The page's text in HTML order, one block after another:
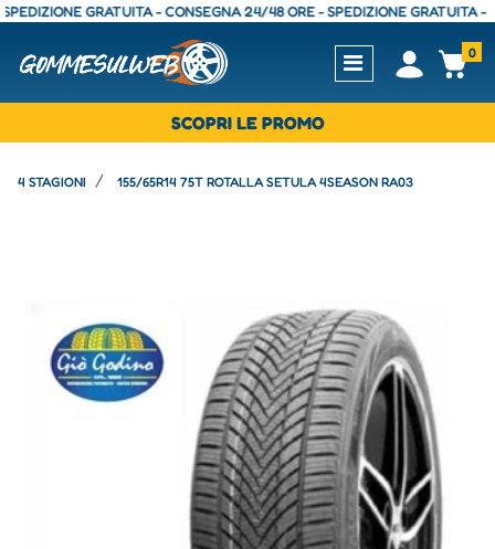
GRATUITA - CONSEGNA 24/48 ORE - SPEDIZIONE GRATUITA -
Open0
SCOPRI LE PROMO
4 STAGIONI 155/65R14 75T ROTALLA SETULA 4SEASON RA03